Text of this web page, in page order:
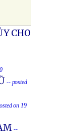
CHO
-- posted
on 19
--